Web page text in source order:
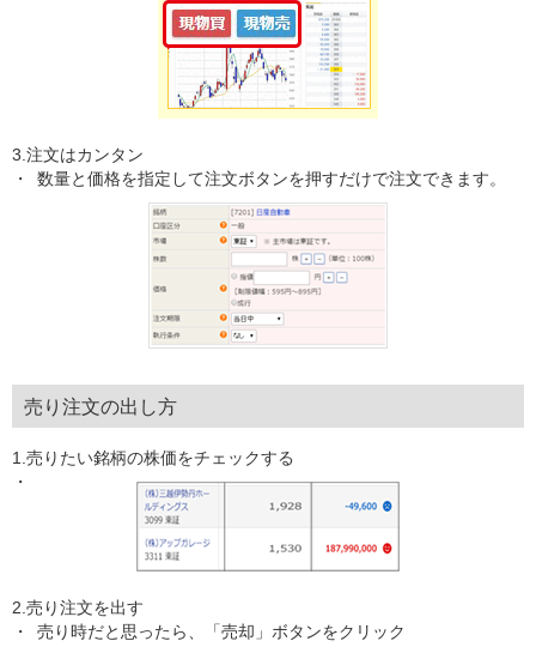
3.注文はカンタン
数量と価格を指定して注文ボタンを押すだけで注文できます。
売り注文の出し方
1.売りたい銘柄の株価をチェックする
2.売り注文を出す
売り時だと思ったら、「売却」ボタンをクリック